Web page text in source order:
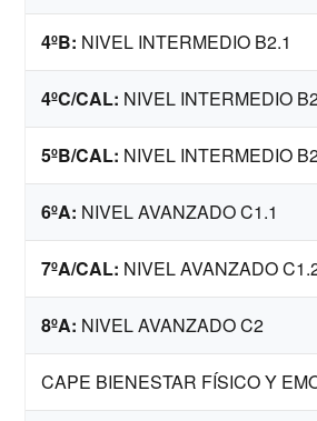
4ºB: NIVEL INTERMEDIO B2.1
4ºC/CAL: NIVEL INTERMEDIO
5ºB/CAL: NIVEL INTERMEDIO
6ºA: NIVEL AVANZADO C1.1
7ºA/CAL: NIVEL AVANZADO
8ºA: NIVEL AVANZADO C2
CAPE BIENESTAR FÍSICO Y